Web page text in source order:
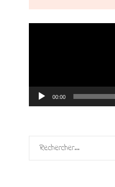
00:00
Rechercher :